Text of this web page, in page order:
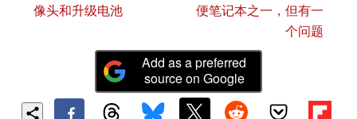
像头和升级电池
便笔记本之一，但有一
个问题
Add as a preferred
source on Google